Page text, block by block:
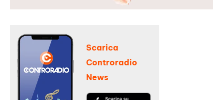
Scarica
Controradio
News